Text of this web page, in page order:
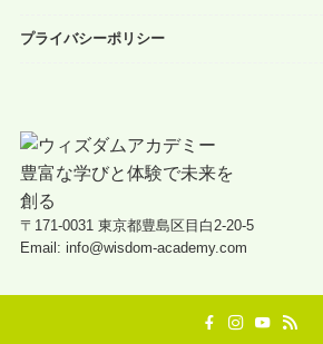
プライバシーポリシー
〒171-0031 東京都豊島区目白2-20-5
Email: info@wisdom-academy.com